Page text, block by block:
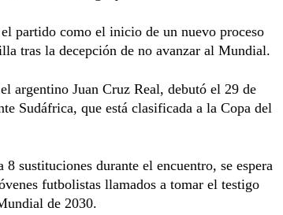
partido como el inicio de un nuevo proceso
tras la decepción de no avanzar al Mundial.
argentino Juan Cruz Real, debutó el 29 de
Sudáfrica, que está clasificada a la Copa del
sustituciones durante el encuentro, se espera
futbolistas llamados a tomar el testigo
de 2030.